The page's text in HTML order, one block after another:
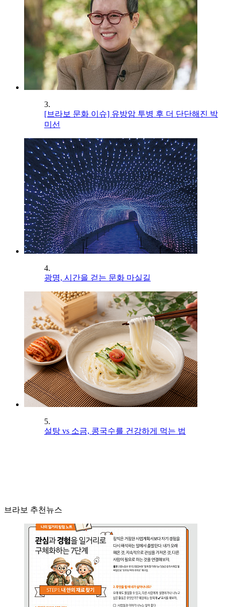
3.
[브라보 문화 이슈] 유방암 투병 후 더 단단해진 박
미선
4.
광명, 시간을 걷는 문화 마실길
5.
설탕 vs 소금, 콩국수를 건강하게 먹는 법
브라보 추천뉴스